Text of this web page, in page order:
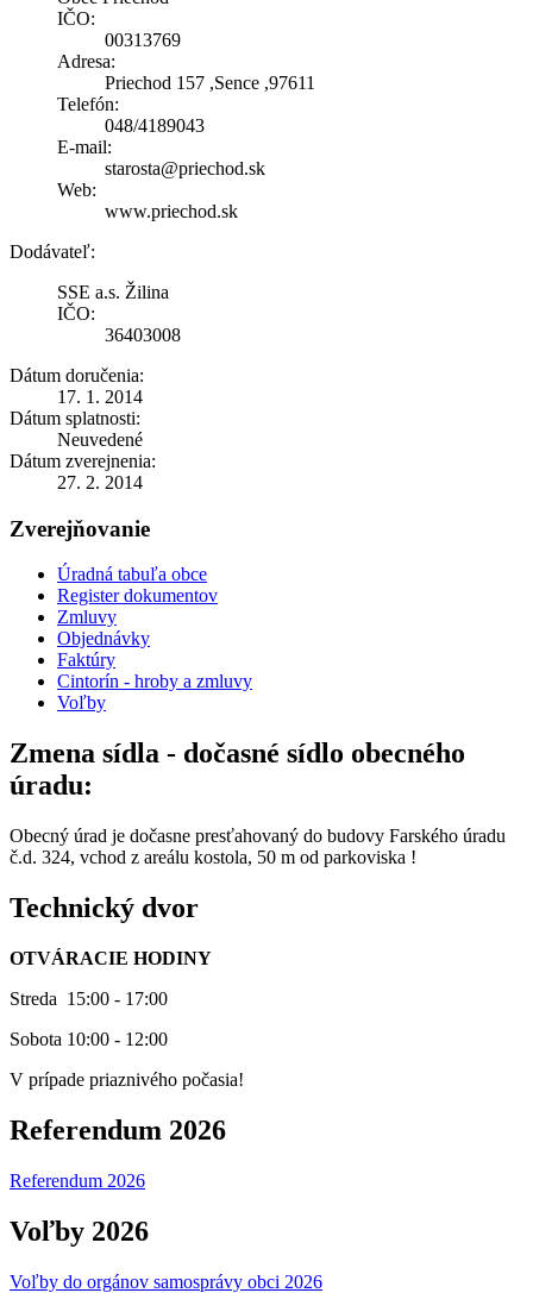
IČO:
00313769
Adresa:
Priechod 157 ,Sence ,97611
Telefón:
048/4189043
E-mail:
starosta@priechod.sk
Web:
www.priechod.sk
Dodávateľ:
SSE a.s. Žilina
IČO:
36403008
Dátum doručenia:
17. 1. 2014
Dátum splatnosti:
Neuvedené
Dátum zverejnenia:
27. 2. 2014
Zverejňovanie
Úradná tabuľa obce
Register dokumentov
Zmluvy
Objednávky
Faktúry
Cintorín - hroby a zmluvy
Voľby
Zmena sídla - dočasné sídlo obecného
úradu:
Obecný úrad je dočasne presťahovaný do budovy Farského úradu
č.d. 324, vchod z areálu kostola, 50 m od parkoviska !
Technický dvor
OTVÁRACIE HODINY
Streda 15:00 - 17:00
Sobota 10:00 - 12:00
V prípade priaznivého počasia!
Referendum 2026
Referendum 2026
Voľby 2026
Voľby do orgánov samosprávy obci 2026